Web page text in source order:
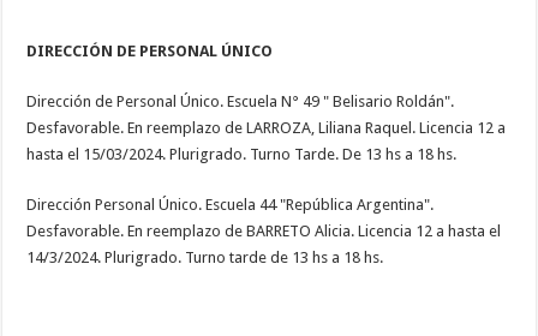
DIRECCIÓN DE PERSONAL ÚNICO
Dirección de Personal Único. Escuela N° 49 " Belisario Roldán".
Desfavorable. En reemplazo de LARROZA, Liliana Raquel. Licencia 12 a
hasta el 15/03/2024. Plurigrado. Turno Tarde. De 13 hs a 18 hs.
Dirección Personal Único. Escuela 44 "República Argentina".
Desfavorable. En reemplazo de BARRETO Alicia. Licencia 12 a hasta el
14/3/2024. Plurigrado. Turno tarde de 13 hs a 18 hs.